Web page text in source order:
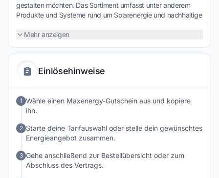
gestalten möchten. Das Sortiment umfasst unter anderem
Produkte und Systeme rund um Solarenergie und nachhaltige
individuelle Projekte geeignet sind. Dabei stehen Qualität,
Fokus. Durch attraktive Preise und regelmäßig verfügbare
und nachhaltige Energieversorgung zu investieren.
Mehr anzeigen
Einlösehinweise
1 Wähle einen Maxenergy-Gutschein aus und kopiere
ihn.
2 Starte deine Tarifauswahl oder stelle dein gewünschtes
Energieangebot zusammen.
3 Gehe anschließend zur Bestellübersicht oder zum
Abschluss des Vertrags.